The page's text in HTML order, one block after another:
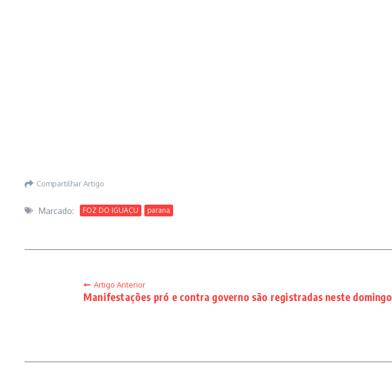
Compartilhar Artigo
Marcado: FOZ DO IGUAÇU parana
Artigo Anterior
Manifestações pró e contra governo são registradas neste domingo